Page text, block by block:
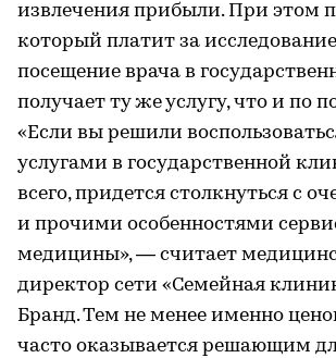
извлечения прибыли. При этом
который платит за
посещение врача в
получает ту же услугу, что и по
«Если вы решили
услугами в государственной
всего, придется столкнуться с
и прочими особенностями
медицины», — считает
директор сети «Семейная
Бранд. Тем не менее именно
часто оказывается решающим